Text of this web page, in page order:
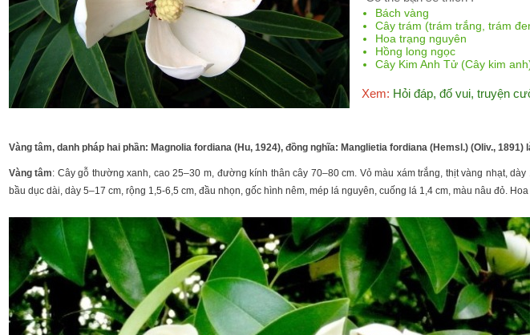
Bách vàng
Cây trám (trám trắng, trám
Hoa trạng nguyên
Hồng long ngọc
Cây Kim Anh Tử (Cây kim
Xem: Hỏi đáp, đố vui, truyện
Vàng tâm, danh pháp hai phần: Magnolia fordiana (Hu, 1924), đồng nghĩa: Manglietia fordiana (Hemsl.) (Oliv.,
Vàng tâm: Cây gỗ thường xanh, cao 25–30 m, đường kính thân cây 70–80 cm. Vỏ màu xám trắng, thịt vàng nhạt,
bầu dục dài, dày 5–17 cm, rộng 1,5-6,5 cm, đầu nhọn, gốc hình nêm, mép lá nguyên, cuống lá 1,4 cm, màu nâu đỏ.